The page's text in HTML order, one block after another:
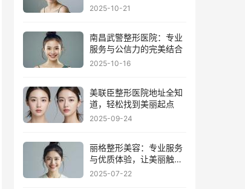
2025-10-21
南昌武警整形医院：专业
服务与公信力的完美结合
2025-10-16
美联臣整形医院地址全知
道，轻松找到美丽起点
2025-09-24
丽格整形美容：专业服务
与优质体验，让美丽触手
可及
2025-07-22